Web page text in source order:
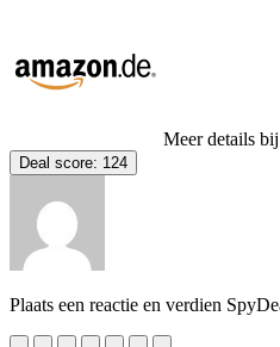
Meer details bij
Deal score: 124
Plaats een reactie en verdien